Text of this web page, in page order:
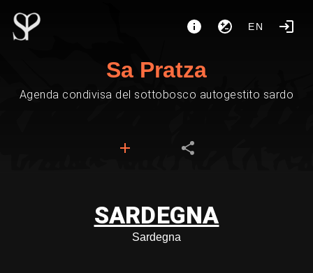
EN
Sa Pratza
Agenda condivisa del sottobosco autogestito sardo
SARDEGNA
Sardegna